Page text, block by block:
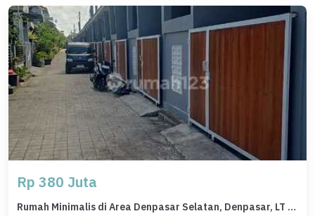
Rp 380 Juta
Rumah Minimalis di Area Denpasar Selatan, Denpasar, LT 50m², Harga 380 Juta